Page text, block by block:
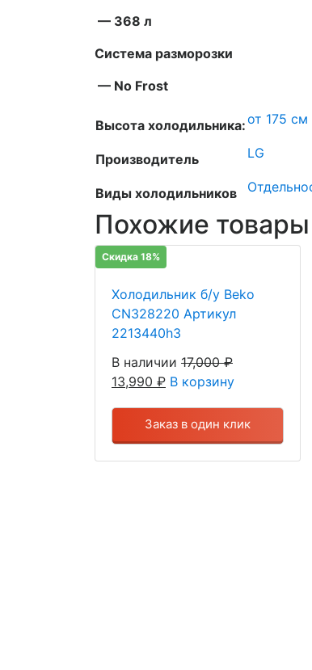
— 368 л
Система разморозки
— No Frost
Высота холодильника:от 175 см
Производитель LG
Виды холодильников
Похожие товары
Скидка 18%
Холодильник б/у Beko
CN328220 Артикул
2213440h3
В наличии 17,000₽
13,990 ₽ В корзину
Заказ в один клик